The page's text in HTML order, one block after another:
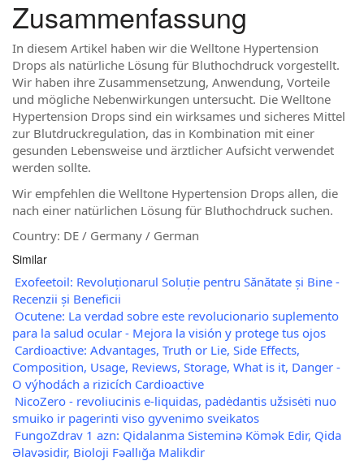
Zusammenfassung
In diesem Artikel haben wir die Welltone Hypertension
Drops als natürliche Lösung für Bluthochdruck vorgestellt.
Wir haben ihre Zusammensetzung, Anwendung, Vorteile
und mögliche Nebenwirkungen untersucht. Die Welltone
Hypertension Drops sind ein wirksames und sicheres Mittel
zur Blutdruckregulation, das in Kombination mit einer
gesunden Lebensweise und ärztlicher Aufsicht verwendet
werden sollte.
Wir empfehlen die Welltone Hypertension Drops allen, die
nach einer natürlichen Lösung für Bluthochdruck suchen.
Country: DE / Germany / German
Similar
Exofeetoil: Revoluționarul Soluție pentru Sănătate și Bine -
Recenzii și Beneficii
Ocutene: La verdad sobre este revolucionario suplemento
para la salud ocular - Mejora la visión y protege tus ojos
Cardioactive: Advantages, Truth or Lie, Side Effects,
Composition, Usage, Reviews, Storage, What is it, Danger -
O výhodách a rizicích Cardioactive
NicoZero - revoliucinis e-liquidas, padėdantis užsisėti nuo
smuiko ir pagerinti viso gyvenimo sveikatos
FungoZdrav 1 azn: Qidalanma Sisteminə Kömək Edir, Qida
Əlavəsidir, Bioloji Fəallığa Malikdir